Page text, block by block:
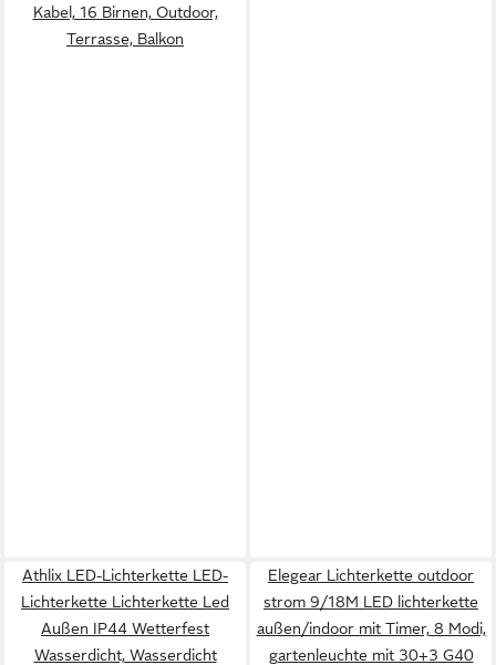
Kabel, 16 Birnen, Outdoor,
Terrasse, Balkon
Athlix LED-Lichterkette LED-
Lichterkette Lichterkette Led
Außen IP44 Wetterfest
Wasserdicht, Wasserdicht
Elegear Lichterkette outdoor
strom 9/18M LED lichterkette
außen/indoor mit Timer, 8 Modi,
gartenleuchte mit 30+3 G40